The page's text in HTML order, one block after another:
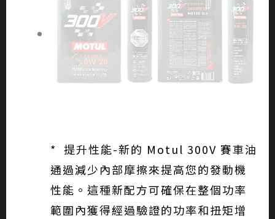
* 提升性能-新的 Motul 300V 賽車油
通過減少內部摩擦來提高您的發動機
性能。這種新配方可確保在整個功率
範圍內獲得經過驗證的功率和扭矩增